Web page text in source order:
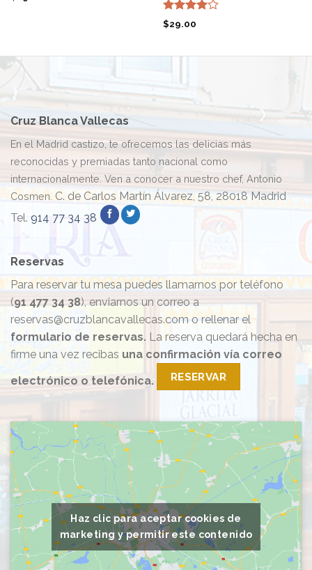
Valorado
con
$29.00
Cruz Blanca Vallecas
En el Madrid castizo, te ofrecemos las delicias más
reconocidas y premiadas tanto nacional como
internacionalmente. Ven a conocer a nuestro chef, Antonio
Cosmen. C. de Carlos Martín Álvarez, 58, 28018 Madrid
Tel. 914 77 34 38
Haz clic para aceptar cookies de
marketing y permitir este contenido
Reservas
Para reservar tu mesa puedes llamarnos por teléfono
(91 477 34 38), enviarnos un correo a
reservas@cruzblancavallecas.com o rellenar el
formulario de reservas. La reserva quedará hecha en
firme una vez recibas una confirmación vía correo
electrónico o telefónica. RESERVAR